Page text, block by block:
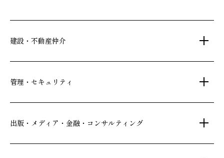
建設・不動産仲介
新築分譲マンション・新築戸建
賃貸・売買物件情報
管理・セキュリティ
社宅代行
出版・メディア・金融・コンサルティング